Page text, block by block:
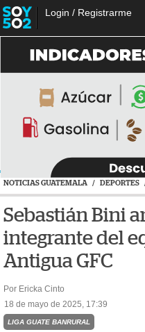
Login / Registrarme
NOTICIAS GUATEMALA / DEPORTES
Sebastián Bini
integrante del
Antigua GFC
Por Ericka Cinto
18 de mayo de 2025, 17:39
LIGA GUATE BANRURAL